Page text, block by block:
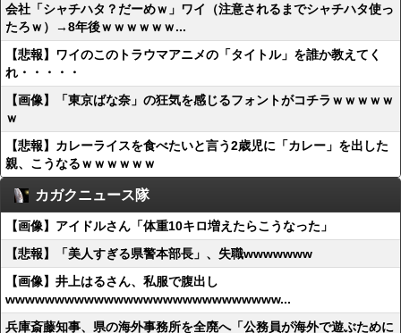
会社「シャチハタ？だーめｗ」ワイ（注意されるまでシャチハタ使っ
たろｗ）→8年後ｗｗｗｗｗｗ...
【悲報】ワイのこのトラウマアニメの「タイトル」を誰か教えてく
れ・・・・・
【画像】「東京ばな奈」の狂気を感じるフォントがコチラｗｗｗｗｗ
ｗ
【悲報】カレーライスを食べたいと言う2歳児に「カレー」を出した
親、こうなるｗｗｗｗｗｗ
カガクニュース隊
【画像】アイドルさん「体重10キロ増えたらこうなった」
【悲報】「美人すぎる県警本部長」、失職wwwwwww
【画像】井上はるさん、私服で腹出し
wwwwwwwwwwwwwwwwwwwwwwwwwwww...
兵庫斎藤知事、県の海外事務所を全廃へ「公務員が海外で遊ぶために